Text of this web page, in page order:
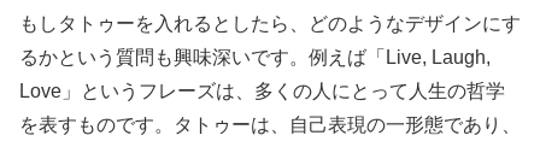
もしタトゥーを入れるとしたら、どのようなデザインにす
るかという質問も興味深いです。例えば「Live, Laugh,
Love」というフレーズは、多くの人にとって人生の哲学
を表すものです。タトゥーは、自己表現の一形態であり、